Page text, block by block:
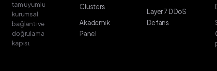
tam uyumlu
kurumsal
bağlantı ve
doğrulama
kapısı.
Clusters
Akademik
Panel
Layer 7 DDoS
Defans